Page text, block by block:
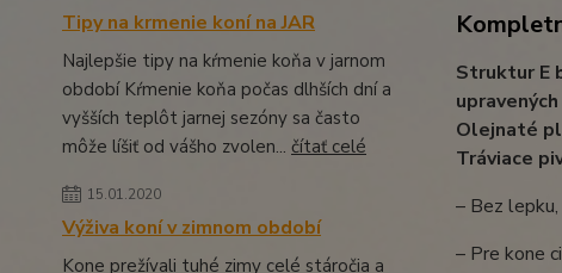
Tipy na krmenie koní na JAR
Najlepšie tipy na kŕmenie koňa v jarnom
období Kŕmenie koňa počas dlhších dní a
vyšších teplôt jarnej sezóny sa často
môže líšiť od vášho zvolen... čítať celé
15.01.2020
Výživa koní v zimnom období
Kone prežívali tuhé zimy celé stáročia a
Struktur E
Olejnaté
Tráviace
– Bez
– Pre kone